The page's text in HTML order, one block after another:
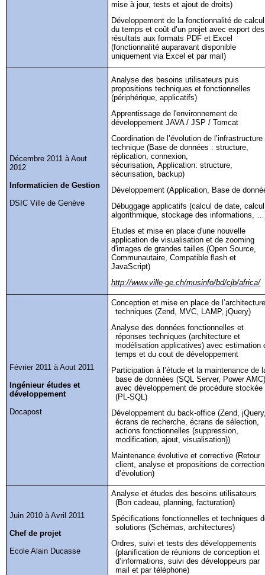
mise à jour, tests et ajout de droits)
Développement de la fonctionnalité de calcul
du temps et coût d’un projet avec export des
résultats aux formats PDF et Excel
(fonctionnalité auparavant disponible
uniquement via Excel et par mail)
Décembre 2011 à Aout
2012
Informaticien de Gestion
DSIC Ville de Genève
Analyse des besoins utilisateurs puis
propositions techniques et fonctionnelles
(périphérique, applicatifs)
Apprentissage de l'environnement de
développement JAVA / JSP /Tomcat
Coordination de l’évolution de l’infrastructure
technique (Base de données : structure,
réplication, connexion,
sécurisation, Application: structure,
sécurisation, backup)
Développement (Application, Base de
Débuggage applicatifs (calcul de date, calcul
algorithmique, stockage des informations,
Etudes et mise en place d'une nouvelle
application de visualisation et dezooming
d'images de grandes tailles (Open Source,
Communautaire, Compatible flash et
JavaScript)
http://www.ville-ge.ch/musinfo/bd/cjb/africa/
Février 2011 à Aout 2011
Ingénieur études et
développement
Docapost
Conception et mise en place de
techniques (Zend, MVC, LAMP,jQuery)
Analyse des données fonctionnelles et
réponses techniques (architecture et
modélisation applicatives) avec estimation
temps et du cout de développement
Participation à l’étude et la maintenance de
base de données (SQL Server, Power
avec développement de procédure stockée
(PL-SQL)
Développement du back-office (Zend,jQuery
écrans de recherche, écrans de sélection,
actions fonctionnelles (suppression,
modification, ajout, visualisation))
Maintenance évolutive et corrective (Retour
client, analyse et propositions de
d’évolution)
Juin 2010 à Avril 2011
Chef de projet
Ecole Alain Ducasse
Analyse et études des besoins utilisateurs
(Bon cadeau, planning, facturation)
Spécifications fonctionnelles et techniques
solutions (Schémas, architectures)
Ordres, suivi et tests des développements
(planification de réunions de conception et
d’informations, suivi des développeurs par
mail et par téléphone)